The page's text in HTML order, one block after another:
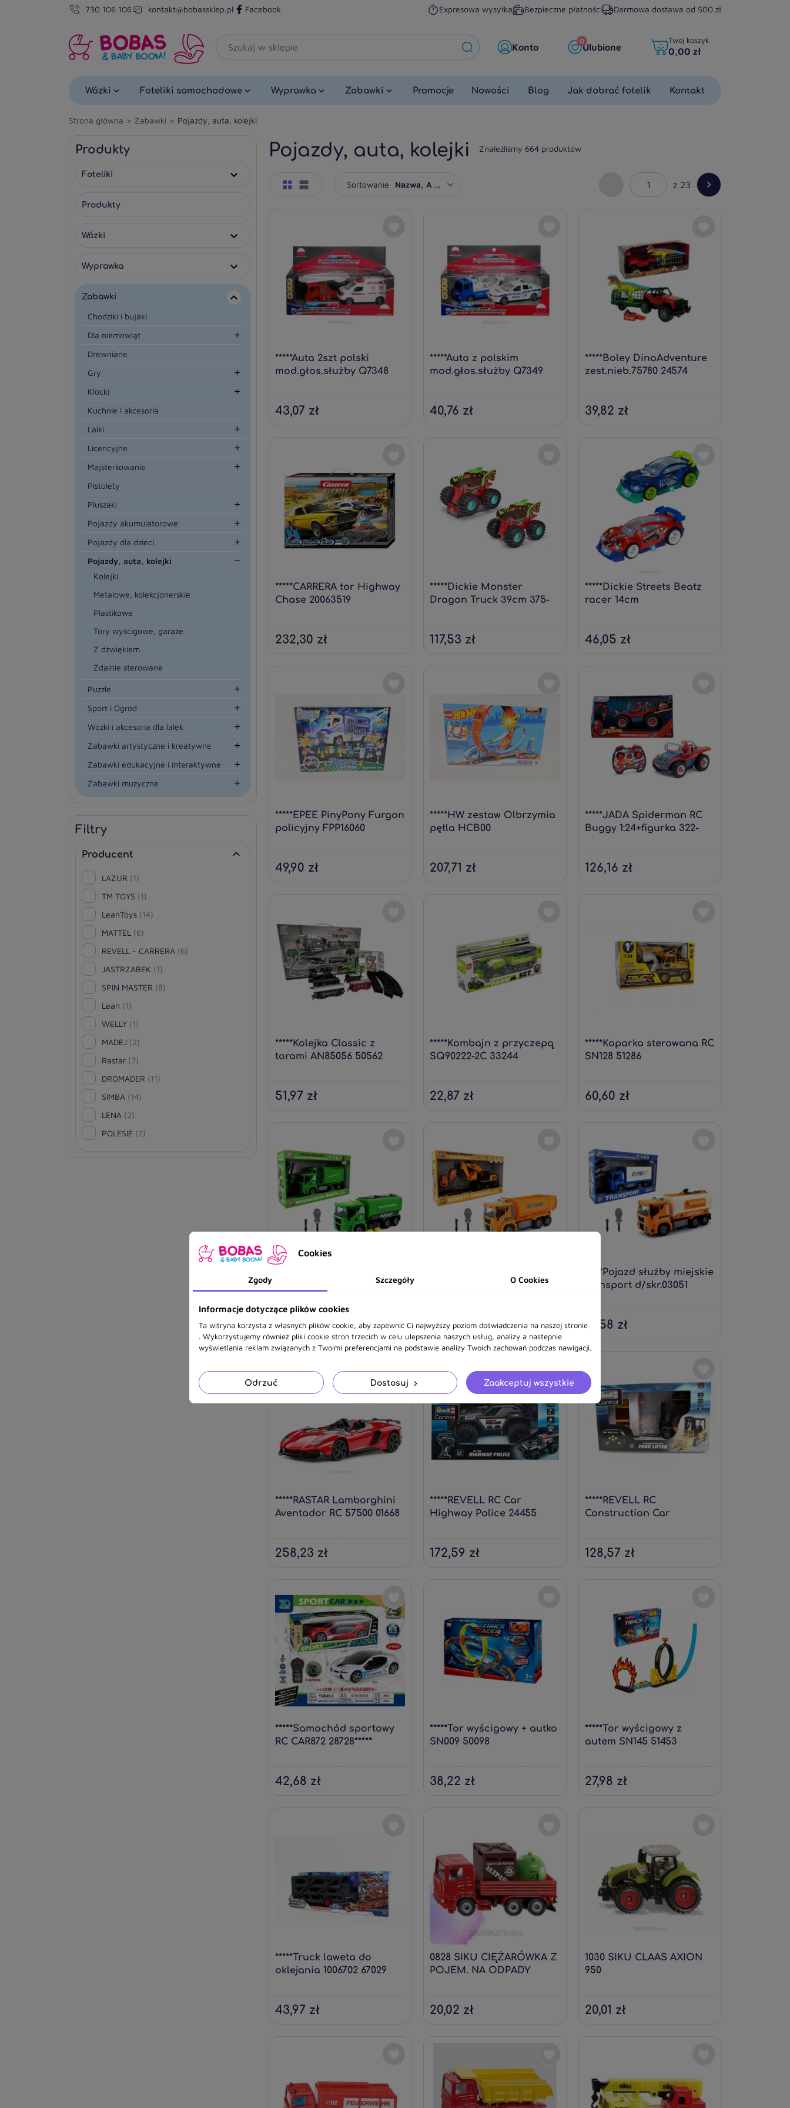
730 106 106 kontakt@bobassklep.pl Facebook Expresowa wysyłka Bezpieczne płatności Darmowa dostawa od 500 zł
Konto Ulubione
0 Twój koszyk
0,00 zł
Wózki Foteliki samochodowe Wyprawka Zabawki Promocje Nowości Blog Jak dobrać fotelik Kontakt
Strona główna Zabawki Pojazdy, auta, kolejki
Produkty
Foteliki 
Produkty
Wózki 
Wyprawka 
Zabawki 
Chodziki i bujaki
Dla niemowląt

Drewniane
Gry

Klocki 
Kuchnie i akcesoria
Lalki

Licencyjne 
Majsterkowanie 
Pistolety
Pluszaki

Pojazdy akumulatorowe 
Pojazdy dla dzieci 
Pojazdy, auta, kolejki 
Kolejki
Metalowe, kolekcjonerskie
Plastikowe
Tory wyścigowe, garaże
Z dźwiękiem
Zdalnie sterowane
Puzzle 
Sport i Ogród 
Wózki i akcesoria dla lalek 
Zabawki artystyczne i kreatywne 
Zabawki edukacyjne i interaktywne 
Zabawki muzyczne 
Filtry
Producent 
LAZUR (1)
TM TOYS (1)
LeanToys (14)
MATTEL (6)
REVELL - CARRERA (6)
JASTRZABEK (1)
SPIN MASTER (8)
Lean (1)
WELLY (1)
MADEJ (2)
Rastar (7)
DROMADER (11)
SIMBA (14)
LENA (2)
POLESIE (2)
Pojazdy, auta, kolejki Znaleźliśmy 664 produktów
Sortowanie z 23 
*****Auta 2szt polski
mod.głos.służby Q7348
43,07 zł
*****Auto z polskim
mod.głos.służby Q7349
40,76 zł
*****Boley DinoAdventure
zest.nieb.75780 24574
39,82 zł
*****CARRERA tor Highway
Chase 20063519
232,30 zł
*****Dickie Monster
Dragon Truck 39cm 375-
117,53 zł
*****Dickie Streets Beatz
racer 14cm
46,05 zł
*****EPEE PinyPony Furgon
policyjny FPP16060
49,90 zł
*****HW zestaw Olbrzymia
pętla HCB00
207,71 zł
*****JADA Spiderman RC
Buggy 1:24+figurka 322-
126,16 zł
*****Kolejka Classic z
torami AN85056 50562
51,97 zł
*****Kombajn z przyczepą
SQ90222-2C 33244
22,87 zł
*****Koparka sterowana RC
SN128 51286
60,60 zł
oczyszcz.d/skręc.02788
37,58 zł
rob.drog.d/skręc.03044
74,73 zł
*****Pojazd służby miejskie
transport d/skr.03051
37,58 zł
*****RASTAR Lamborghini
Aventador RC 57500 01668
258,23 zł
*****REVELL RC Car
Highway Police 24455
172,59 zł
*****REVELL RC
Construction Car
128,57 zł
*****Samochód sportowy
RC CAR872 28728*****
42,68 zł
*****Tor wyścigowy + autko
SN009 50098
38,22 zł
*****Tor wyścigowy z
autem SN145 51453
27,98 zł
*****Truck laweta do
oklejania 1006702 67029
43,97 zł
0828 SIKU CIĘŻARÓWKA Z
POJEM. NA ODPADY
20,02 zł
1030 SIKU CLAAS AXION
950
20,01 zł
Cookies
Zgody Szczegóły O Cookies
Informacje dotyczące plików cookies
Ta witryna korzysta z własnych plików cookie, aby zapewnić Ci najwyższy poziom doświadczenia na naszej stronie
. Wykorzystujemy również pliki cookie stron trzecich w celu ulepszenia naszych usług, analizy a nastepnie
wyświetlania reklam związanych z Twoimi preferencjami na podstawie analizy Twoich zachowań podczas nawigacji.
Odrzuć Dostosuj Zaakceptuj wszystkie